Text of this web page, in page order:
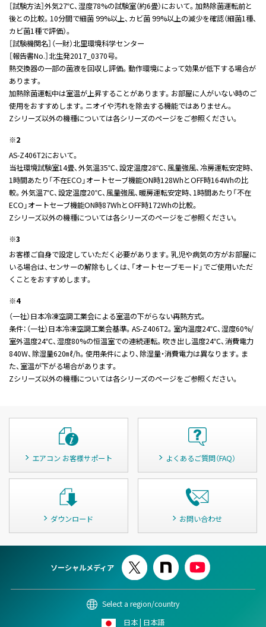
［試験方法］外気27℃、湿度78%の試験室（約6畳）において。加熱除菌運転前と
後との比較。10分間で細菌 99%以上、カビ菌 99%以上の減少を確認（細菌1種、
カビ菌1種で評価）。
［試験機関名］（一財）北里環境科学センター
［報告書No.］北生発2017_0370号。
熱交換器の一部の菌液を回収し評価。動作環境によって効果が低下する場合が
あります。
加熱除菌運転中は室温が上昇することがあります。お部屋に人がいない時のご
使用をおすすめします。ニオイや汚れを除去する機能ではありません。
Zシリーズ以外の機種については各シリーズのページをご参照ください。
※2
AS-Z406T2において。
当社環境試験室14畳、外気温35℃、設定温度28℃、風量強風、冷房運転安定時、
1時間あたり「不在ECO」オートセーブ機能ON時128WhとOFF時164Whの比
較。外気温7℃、設定温度20℃、風量強風、暖房運転安定時、1時間あたり「不在
ECO」オートセーブ機能ON時87WhとOFF時172Whの比較。
Zシリーズ以外の機種については各シリーズのページをご参照ください。
※3
お客様ご自身で設定していただく必要があります。乳児や病気の方がお部屋に
いる場合は、センサーの解除もしくは、「オートセーブモード」でご使用いただ
くことをおすすめします。
※4
（一社）日本冷凍空調工業会による室温の下がらない再熱方式。
条件：（一社）日本冷凍空調工業会基準。AS-Z406T2。室内温度24℃、湿度60%/
室外温度24℃、湿度80%の恒温室での連続運転。吹き出し温度24℃、消費電力
840W、除湿量620㎖/h。使用条件により、除湿量・消費電力は異なります。ま
た、室温が下がる場合があります。
Zシリーズ以外の機種については各シリーズのページをご参照ください。
エアコン お客様サポート よくあるご質問（FAQ）
ダウンロード お問い合わせ
ソーシャルメディア
Select a region/country
日本 | 日本語